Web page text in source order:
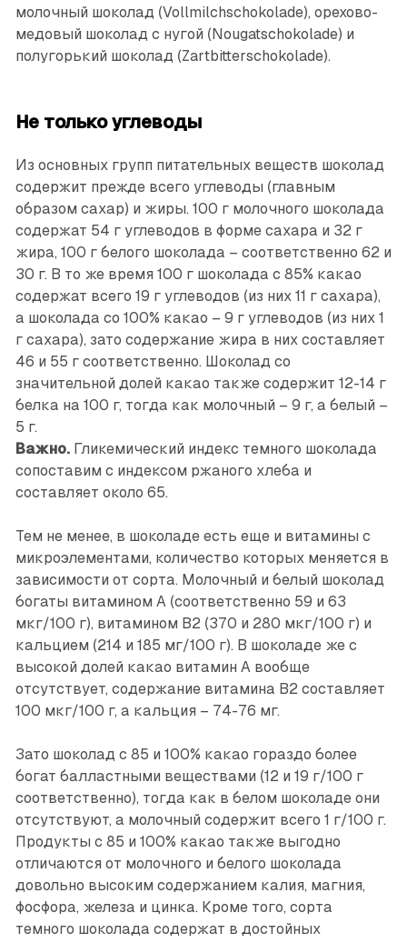
молочный шоколад (Vollmilchschokolade), орехово-
медовый шоколад с нугой (Nougatschokolade) и
полугорький шоколад (Zartbitterschokolade).
Не только углеводы
Из основных групп питательных веществ шоколад
содержит прежде всего углеводы (главным
образом сахар) и жиры. 100 г молочного шоколада
содержат 54 г углеводов в форме сахара и 32 г
жира, 100 г белого шоколада – соответственно 62 и
30 г. В то же время 100 г шоколада с 85% какао
содержат всего 19 г углеводов (из них 11 г сахара),
а шоколада со 100% какао – 9 г углеводов (из них 1
г сахара), зато содержание жира в них составляет
46 и 55 г соответственно. Шоколад со
значительной долей какао также содержит 12-14 г
белка на 100 г, тогда как молочный – 9 г, а белый –
5 г.
Важно. Гликемический индекс темного шоколада
сопоставим с индексом ржаного хлеба и
составляет около 65.
Тем не менее, в шоколаде есть еще и витамины с
микроэлементами, количество которых меняется в
зависимости от сорта. Молочный и белый шоколад
богаты витамином А (соответственно 59 и 63
мкг/100 г), витамином В2 (370 и 280 мкг/100 г) и
кальцием (214 и 185 мг/100 г). В шоколаде же с
высокой долей какао витамин А вообще
отсутствует, содержание витамина В2 составляет
100 мкг/100 г, а кальция – 74-76 мг.
Зато шоколад с 85 и 100% какао гораздо более
богат балластными веществами (12 и 19 г/100 г
соответственно), тогда как в белом шоколаде они
отсутствуют, а молочный содержит всего 1 г/100 г.
Продукты с 85 и 100% какао также выгодно
отличаются от молочного и белого шоколада
довольно высоким содержанием калия, магния,
фосфора, железа и цинка. Кроме того, сорта
темного шоколада содержат в достойных